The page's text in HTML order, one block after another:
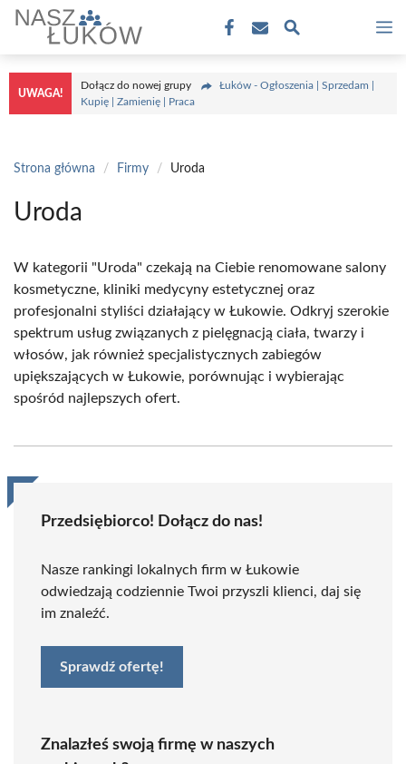
Przejdź
treści
UWAGA!
Dołącz do nowej grupy
Łuków - Ogłoszenia | Sprzedam |
Kupię | Zamienię | Praca
Strona główna / Firmy / Uroda
Uroda
W kategorii "Uroda" czekają na Ciebie renomowane salony
kosmetyczne, kliniki medycyny estetycznej oraz
profesjonalni styliści działający w Łukowie. Odkryj szerokie
spektrum usług związanych z pielęgnacją ciała, twarzy i
włosów, jak również specjalistycznych zabiegów
upiększających w Łukowie, porównując i wybierając
spośród najlepszych ofert.
Przedsiębiorco! Dołącz do nas!
Nasze rankingi lokalnych firm w Łukowie
odwiedzają codziennie Twoi przyszli klienci, daj się
im znaleźć.
Sprawdź ofertę!
Znalazłeś swoją firmę w naszych